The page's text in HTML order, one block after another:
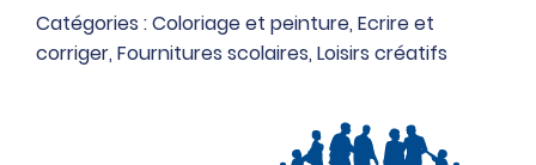
marqueurs
permanents
Catégories :Coloriage et peinture, Ecrire et
corriger, Fournitures scolaires, Loisirs créatifs